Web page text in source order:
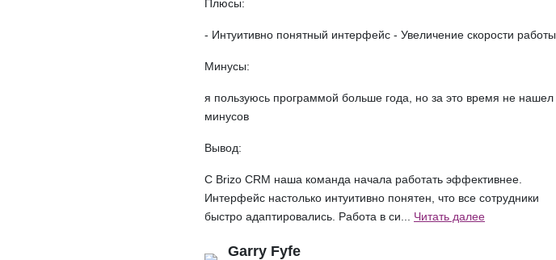
Плюсы:
- Интуитивно понятный интерфейс - Увеличение скорости работы
Минусы:
я пользуюсь программой больше года, но за это время не нашел
минусов
Вывод:
С Brizo CRM наша команда начала работать эффективнее.
Интерфейс настолько интуитивно понятен, что все сотрудники
быстро адаптировались. Работа в си... Читать далее
Garry Fyfe